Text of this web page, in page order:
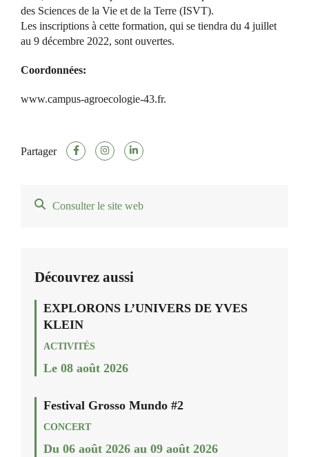
des Sciences de la Vie et de la Terre (ISVT).
Les inscriptions à cette formation, qui se tiendra du 4 juillet
au 9 décembre 2022, sont ouvertes.
Coordonnées:
www.campus-agroecologie-43.fr.
Partager
Consulter le site web
Découvrez aussi
EXPLORONS L’UNIVERS DE YVES
KLEIN
ACTIVITÉS
Le 08 août 2026
Festival Grosso Mundo #2
CONCERT
Du 06 août 2026 au 09 août 2026